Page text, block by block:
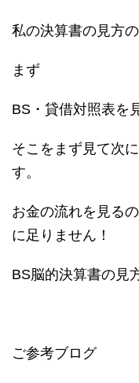
私の決算書の見方
まず
BS・貸借対照表を
そこをまず見て次
す。
お金の流れを見る
に足りません！
BS脳的決算書の見
ご参考ブログ